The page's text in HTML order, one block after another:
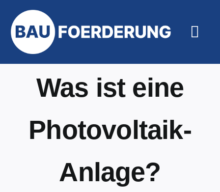
Inhalt
springen
Was ist eine
Photovoltaik-
Anlage?